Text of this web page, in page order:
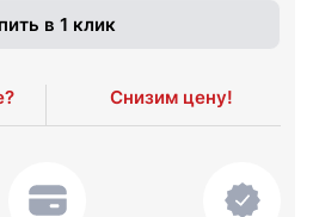
в 1 клик
Снизим цену!